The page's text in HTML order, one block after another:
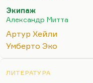
понимаете,
правильно описать,
Экипаж
Александр Митта
Артур Хейли
Умберто Эко
ЛИТЕРАТУРА